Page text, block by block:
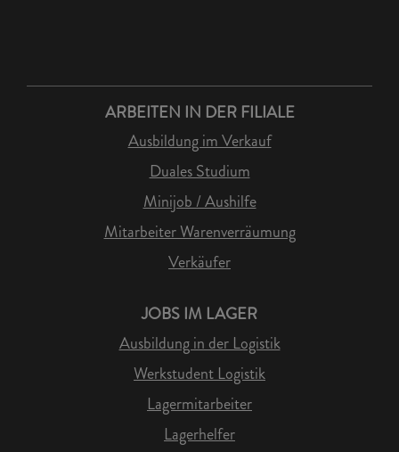
ARBEITEN IN DER FILIALE
Ausbildung im Verkauf
Duales Studium
Minijob / Aushilfe
Mitarbeiter Warenverräumung
Verkäufer
JOBS IM LAGER
Ausbildung in der Logistik
Werkstudent Logistik
Lagermitarbeiter
Lagerhelfer